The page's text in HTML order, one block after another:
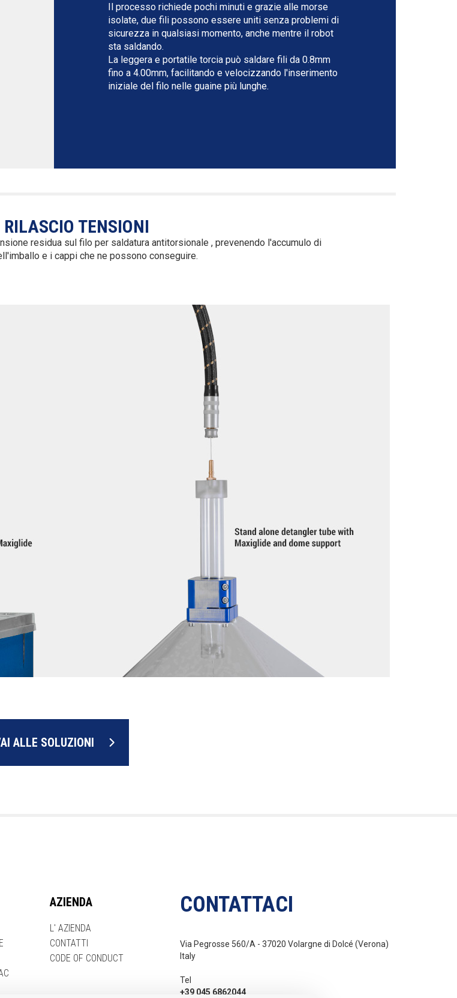
Il processo richiede pochi minuti e grazie alle morse
isolate, due fili possono essere uniti senza problemi di
sicurezza in qualsiasi momento, anche mentre il robot
sta saldando.
La leggera e portatile torcia può saldare fili da 0.8mm
fino a 4.00mm, facilitando e velocizzando l'inserimento
iniziale del filo nelle guaine più lunghe.
TENSIONI
residua sul filo per saldatura antitorsionale , prevenendo l'accumulo di
e i cappi che ne possono conseguire.
ALLE SOLUZIONI
AZIENDA
L' AZIENDA
CONTATTI
CODE OF CONDUCT
CONTATTACI
Via Pegrosse 560/A - 37020 Volargne di Dolcé (Verona)
Italy
Tel
+39 045 6862044